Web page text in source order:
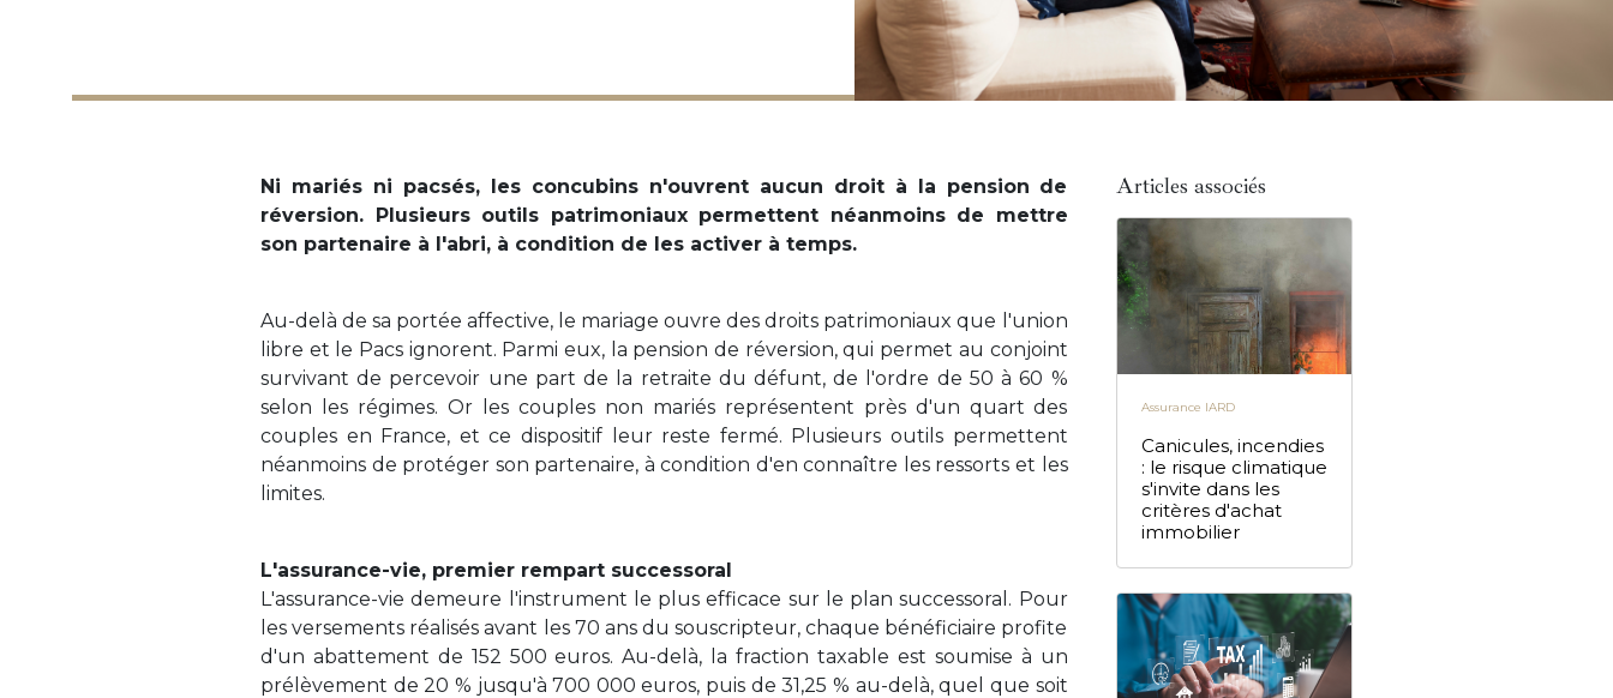
Ni mariés ni pacsés, les concubins n'ouvrent aucun droit à la pension de
réversion. Plusieurs outils patrimoniaux permettent néanmoins de mettre
son partenaire à l'abri, à condition de les activer à temps.
Au-delà de sa portée affective, le mariage ouvre des droits patrimoniaux que l'union
libre et le Pacs ignorent. Parmi eux, la pension de réversion, qui permet au conjoint
survivant de percevoir une part de la retraite du défunt, de l'ordre de 50 à 60 %
selon les régimes. Or les couples non mariés représentent près d'un quart des
couples en France, et ce dispositif leur reste fermé. Plusieurs outils permettent
néanmoins de protéger son partenaire, à condition d'en connaître les ressorts et les
limites.
L'assurance-vie, premier rempart successoral
L'assurance-vie demeure l'instrument le plus efficace sur le plan successoral. Pour
les versements réalisés avant les 70 ans du souscripteur, chaque bénéficiaire profite
d'un abattement de 152 500 euros. Au-delà, la fraction taxable est soumise à un
prélèvement de 20 % jusqu'à 700 000 euros, puis de 31,25 % au-delà, quel que soit
Articles associés
Assurance IARD
Canicules, incendies
: le risque climatique
s'invite dans les
critères d'achat
immobilier